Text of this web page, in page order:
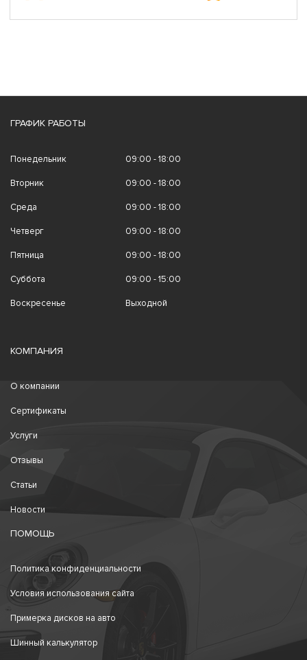
ГРАФИК РАБОТЫ
Понедельник 09:00 - 18:00
Вторник 09:00 - 18:00
Среда 09:00 - 18:00
Четверг 09:00 - 18:00
Пятница 09:00 - 18:00
Суббота 09:00 - 15:00
Воскресенье Выходной
КОМПАНИЯ
О компании
Сертификаты
Услуги
Отзывы
Статьи
Новости
ПОМОЩЬ
Политика конфиденциальности
Условия использования сайта
Примерка дисков на авто
Шинный калькулятор